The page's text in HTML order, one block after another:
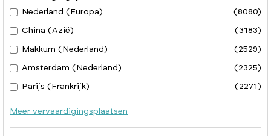
Nederland (Europa)
(8080)
China (Azië) (3183)
Makkum (Nederland) (2529)
Amsterdam (Nederland) (2325)
Parijs (Frankrijk) (2271)
Meer vervaardigingsplaatsen